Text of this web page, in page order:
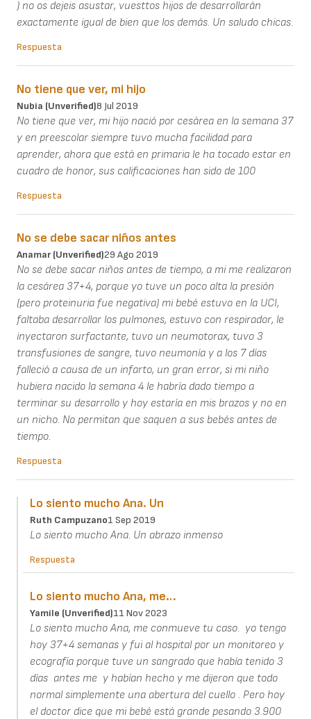
) no os dejeis asustar, vuesttos hijos de desarrollarán
exactamente igual de bien que los demás. Un saludo chicas.
Respuesta
No tiene que ver, mi hijo
Nubia (unverified)8 Jul 2019
No tiene que ver, mi hijo nació por cesárea en la semana 37
y en preescolar siempre tuvo mucha facilidad para
aprender, ahora que está en primaria le ha tocado estar en
cuadro de honor, sus calificaciones han sido de 100
Respuesta
No se debe sacar niños antes
Anamar (unverified)29 Ago 2019
No se debe sacar niños antes de tiempo, a mi me realizaron
la cesárea 37+4, porque yo tuve un poco alta la presión
(pero proteinuria fue negativa) mi bebé estuvo en la UCI,
faltaba desarrollar los pulmones, estuvo con respirador, le
inyectaron surfactante, tuvo un neumotorax, tuvo 3
transfusiones de sangre, tuvo neumonía y a los 7 días
falleció a causa de un infarto, un gran error, si mi niño
hubiera nacido la semana 4 le habría dado tiempo a
terminar su desarrollo y hoy estaría en mis brazos y no en
un nicho. No permitan que saquen a sus bebés antes de
tiempo.
Respuesta
Lo siento mucho Ana. Un
Ruth Campuzano1 Sep 2019
Lo siento mucho Ana. Un abrazo inmenso
Respuesta
Lo siento mucho Ana, me…
Yamile (unverified)11 Nov 2023
Lo siento mucho Ana, me conmueve tu caso. yo tengo
hoy 37+4 semanas y fui al hospital por un monitoreo y
ecografía porque tuve un sangrado que había tenido 3
días antes me y habían hecho y me dijeron que todo
normal simplemente una abertura del cuello . Pero hoy
el doctor dice que mi bebé está grande pesando 3.900